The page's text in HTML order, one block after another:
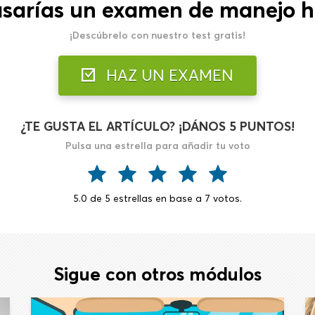
un examen de manejo
¡Descúbrelo con nuestro test gratis!
HAZ UN EXAMEN
¿TE GUSTA EL ARTÍCULO? ¡DÁNOS 5 PUNTOS!
Pulsa una estrella para añadir tu voto
5.0 de 5 estrellas en base a 7 votos.
Sigue con otros módulos